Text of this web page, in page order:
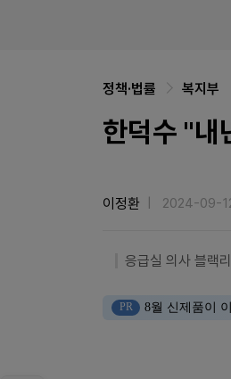
정책·법률 복지부
한덕수 "내
이정환 2024-09-
응급실 의사 블랙
PR 8월 신제품이